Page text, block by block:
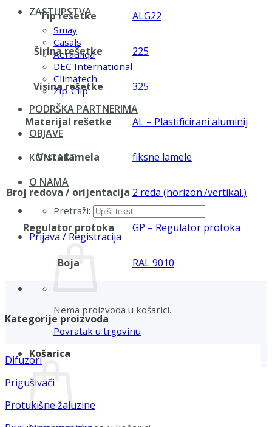
ZASTUPSTVA
Smay
Casals
Aerauliqa
DEC International
Climatech
Zip-Clip
PODRŠKA PARTNERIMA
OBJAVE
KONTAKT
O NAMA
Pretraži:
Prijava / Registracija
Nema proizvoda u košarici.
Povratak u trgovinu
Košarica
Tip rešetke ALG22
Širina rešetke 225
Visina rešetke 325
Materijal rešetke AL – Plastificirani aluminij
Vrsta lamela fiksne lamele
Broj redova / orijentacija 2 reda (horizon./vertikal.)
Regulator protoka GP – Regulator protoka
Boja RAL 9010
Kategorije proizvoda
Difuzori
Prigušivači
Protukišne žaluzine